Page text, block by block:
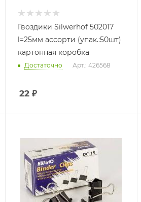
Гвоздики Silwerhof 502017
l=25мм ассорти (упак.:50шт)
картонная коробка
Достаточно Арт.: 426568
22₽